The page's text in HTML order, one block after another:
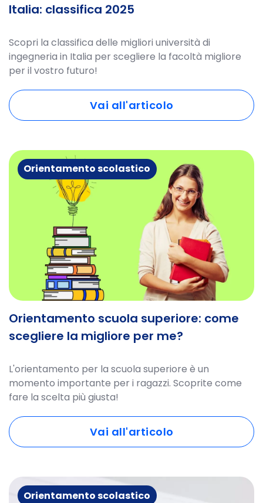
Italia: classifica 2025
Scopri la classifica delle migliori università di
ingegneria in Italia per scegliere la facoltà migliore
per il vostro futuro!
Vai all'articolo
Orientamento scolastico
Orientamento scuola superiore: come
scegliere la migliore per me?
L'orientamento per la scuola superiore è un
momento importante per i ragazzi. Scoprite come
fare la scelta più giusta!
Vai all'articolo
Orientamento scolastico